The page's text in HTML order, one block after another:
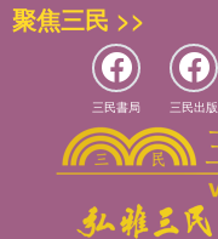
聚焦三民 >>
三民書局 三民出版